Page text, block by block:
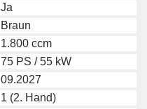
Ja
Braun
1.800 ccm
75 PS / 55 kW
09.2027
1 (2. Hand)